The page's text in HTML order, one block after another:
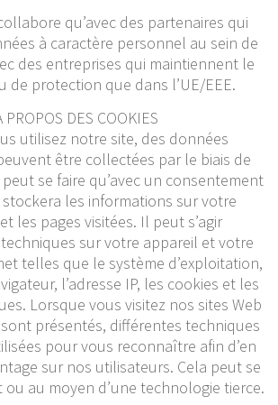
qu’avec des partenaires qui
à caractère personnel au sein de
des entreprises qui maintiennent le
de protection que dans l’UE/EEE.
PROPOS DES COOKIES
utilisez notre site, des données
être collectées par le biais de
se faire qu’avec un consentement
stockera les informations sur votre
les pages visitées. Il peut s’agir
sur votre appareil et votre
telles que le système d’exploitation,
l’adresse IP, les cookies et les
Lorsque vous visitez nos sites Web
présentés, différentes techniques
pour vous reconnaître afin d’en
sur nos utilisateurs. Cela peut se
au moyen d’une technologie tierce.